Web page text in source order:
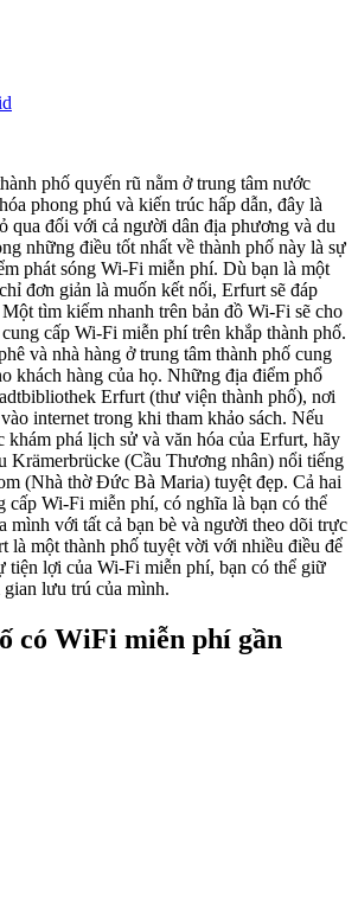
phố quyến rũ nằm ở trung tâm nước
phong phú và kiến trúc hấp dẫn, đây là
qua đối với cả người dân địa phương và du
những điều tốt nhất về thành phố này là sự
phát sóng Wi-Fi miễn phí. Dù bạn là một
đơn giản là muốn kết nối, Erfurt sẽ đáp
tìm kiếm nhanh trên bản đồ Wi-Fi sẽ cho
cấp Wi-Fi miễn phí trên khắp thành phố.
và nhà hàng ở trung tâm thành phố cung
khách hàng của họ. Những địa điểm phổ
Erfurt (thư viện thành phố), nơi
internet trong khi tham khảo sách. Nếu
khám phá lịch sử và văn hóa của Erfurt, hãy
Krämerbrücke (Cầu Thương nhân) nổi tiếng
(Nhà thờ Đức Bà Maria) tuyệt đẹp. Cả hai
cấp Wi-Fi miễn phí, có nghĩa là bạn có thể
mình với tất cả bạn bè và người theo dõi trực
là một thành phố tuyệt vời với nhiều điều để
tiện lợi của Wi-Fi miễn phí, bạn có thể giữ
lưu trú của mình.
có WiFi miễn phí gần